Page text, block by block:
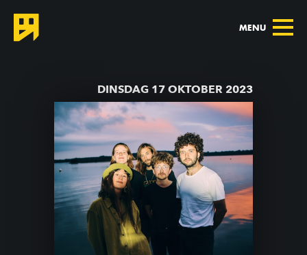
MENU
DINSDAG 17 OKTOBER 2023